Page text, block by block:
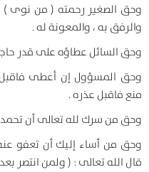
وحق الصغير رحمته ( من نوى )
والرفق به ، والمعونة له .
وحق السائل عطاؤه على قدر
وحق المسؤول إن أعطى فاقبل
منع فاقبل عذره .
وحق من سرك لله تعالى أن تحمد
وحق من أساء إليك أن تعفو
قال الله تعالى : ( ولمن انتصر